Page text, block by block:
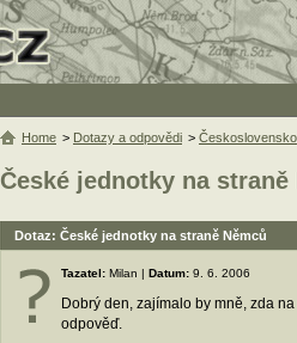
České jednotky na straně
Dotaz: České jednotky na straně Němců
Tazatel: Milan | Datum: 9. 6. 2006
Dobrý den, zajímalo by mně, zda
odpověď.
Home > Dotazy a odpovědi >